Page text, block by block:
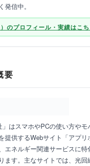
信中。
のプロフィール・実績はこ
要
はスマホやPCの使い方やモ
供するWebサイト「アプリ
エネルギー関連サービスに特
ます。主なサイトでは、光回